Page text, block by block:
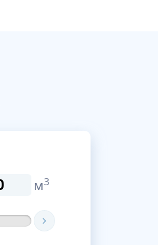
м3